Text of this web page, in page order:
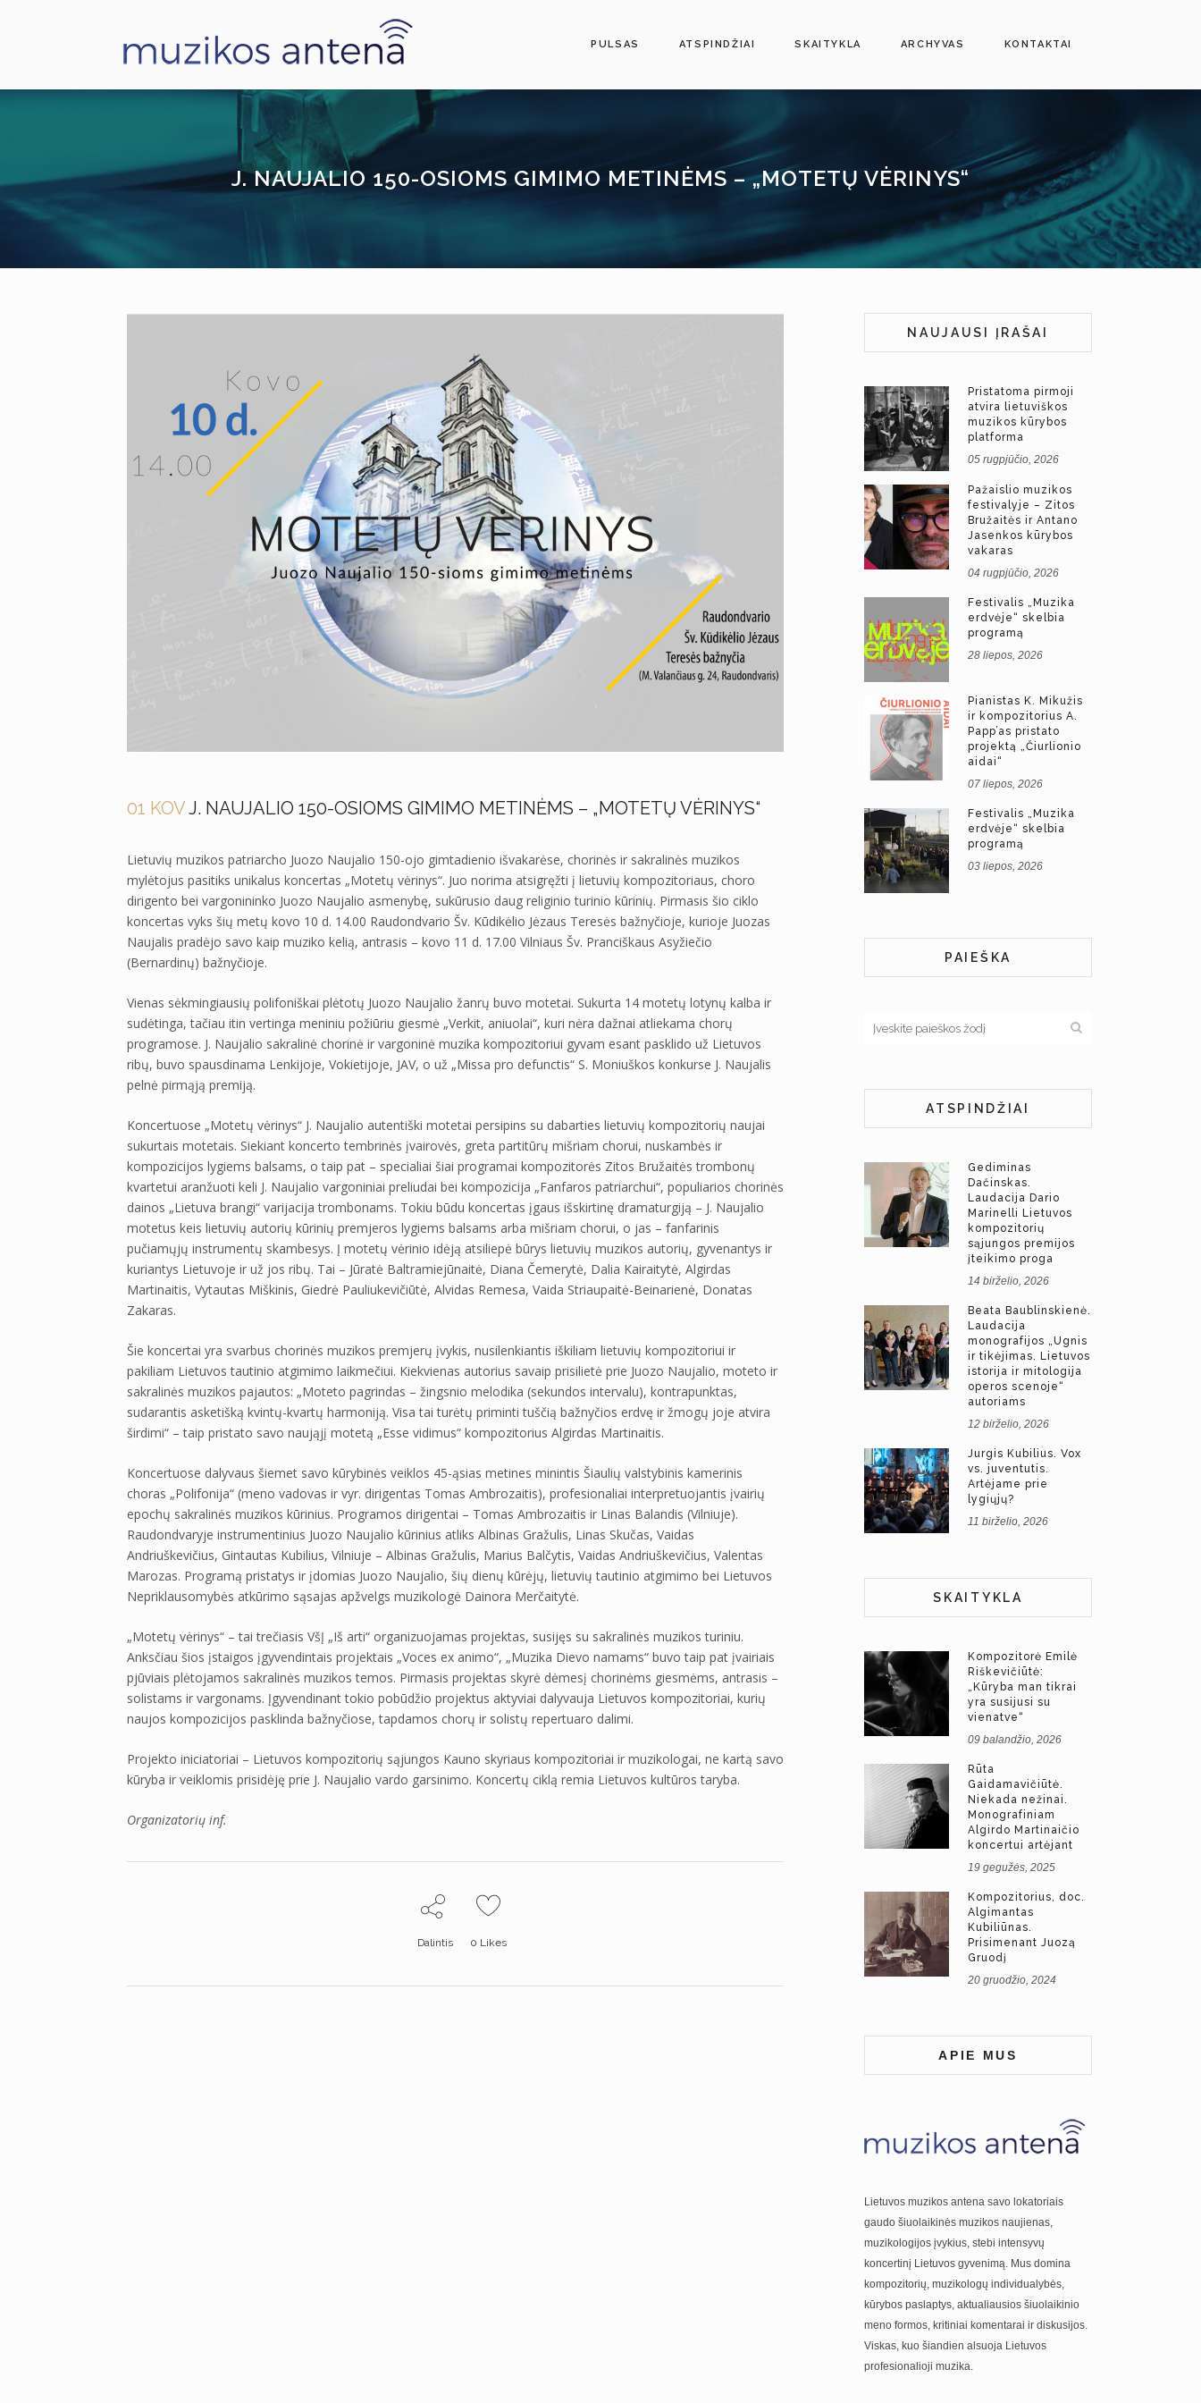
PULSAS ATSPINDŽIAI SKAITYKLA ARCHYVAS KONTAKTAI
J. NAUJALIO 150-OSIOMS GIMIMO METINĖMS – „MOTETŲ VĖRINYS“
01 KOVJ. NAUJALIO 150-OSIOMS GIMIMO METINĖMS – „MOTETŲ VĖRINYS“
Lietuvių muzikos patriarcho Juozo Naujalio 150-ojo gimtadienio išvakarėse, chorinės ir sakralinės muzikos
mylėtojus pasitiks unikalus koncertas „Motetų vėrinys“. Juo norima atsigręžti į lietuvių kompozitoriaus, choro
dirigento bei vargonininko Juozo Naujalio asmenybę, sukūrusio daug religinio turinio kūrinių. Pirmasis šio ciklo
koncertas vyks šių metų kovo 10 d. 14.00 Raudondvario Šv. Kūdikėlio Jėzaus Teresės bažnyčioje, kurioje Juozas
Naujalis pradėjo savo kaip muziko kelią, antrasis – kovo 11 d. 17.00 Vilniaus Šv. Pranciškaus Asyžiečio
(Bernardinų) bažnyčioje.
Vienas sėkmingiausių polifoniškai plėtotų Juozo Naujalio žanrų buvo motetai. Sukurta 14 motetų lotynų kalba ir
sudėtinga, tačiau itin vertinga meniniu požiūriu giesmė „Verkit, aniuolai“, kuri nėra dažnai atliekama chorų
programose. J. Naujalio sakralinė chorinė ir vargoninė muzika kompozitoriui gyvam esant pasklido už Lietuvos
ribų, buvo spausdinama Lenkijoje, Vokietijoje, JAV, o už „Missa pro defunctis“ S. Moniuškos konkurse J. Naujalis
pelnė pirmąją premiją.
Koncertuose „Motetų vėrinys“ J. Naujalio autentiški motetai persipins su dabarties lietuvių kompozitorių naujai
sukurtais motetais. Siekiant koncerto tembrinės įvairovės, greta partitūrų mišriam chorui, nuskambės ir
kompozicijos lygiems balsams, o taip pat – specialiai šiai programai kompozitorės Zitos Bružaitės trombonų
kvartetui aranžuoti keli J. Naujalio vargoniniai preliudai bei kompozicija „Fanfaros patriarchui“, populiarios chorinės
dainos „Lietuva brangi“ varijacija trombonams. Tokiu būdu koncertas įgaus išskirtinę dramaturgiją – J. Naujalio
motetus keis lietuvių autorių kūrinių premjeros lygiems balsams arba mišriam chorui, o jas – fanfarinis
pučiamųjų instrumentų skambesys. Į motetų vėrinio idėją atsiliepė būrys lietuvių muzikos autorių, gyvenantys ir
kuriantys Lietuvoje ir už jos ribų. Tai – Jūratė Baltramiejūnaitė, Diana Čemerytė, Dalia Kairaitytė, Algirdas
Martinaitis, Vytautas Miškinis, Giedrė Pauliukevičiūtė, Alvidas Remesa, Vaida Striaupaitė-Beinarienė, Donatas
Zakaras.
Šie koncertai yra svarbus chorinės muzikos premjerų įvykis, nusilenkiantis iškiliam lietuvių kompozitoriui ir
pakiliam Lietuvos tautinio atgimimo laikmečiui. Kiekvienas autorius savaip prisilietė prie Juozo Naujalio, moteto ir
sakralinės muzikos pajautos: „Moteto pagrindas – žingsnio melodika (sekundos intervalu), kontrapunktas,
sudarantis asketišką kvintų-kvartų harmoniją. Visa tai turėtų priminti tuščią bažnyčios erdvę ir žmogų joje atvira
širdimi“ – taip pristato savo naująjį motetą „Esse vidimus“ kompozitorius Algirdas Martinaitis.
Koncertuose dalyvaus šiemet savo kūrybinės veiklos 45-ąsias metines minintis Šiaulių valstybinis kamerinis
choras „Polifonija“ (meno vadovas ir vyr. dirigentas Tomas Ambrozaitis), profesionaliai interpretuojantis įvairių
epochų sakralinės muzikos kūrinius. Programos dirigentai – Tomas Ambrozaitis ir Linas Balandis (Vilniuje).
Raudondvaryje instrumentinius Juozo Naujalio kūrinius atliks Albinas Gražulis, Linas Skučas, Vaidas
Andriuškevičius, Gintautas Kubilius, Vilniuje – Albinas Gražulis, Marius Balčytis, Vaidas Andriuškevičius, Valentas
Marozas. Programą pristatys ir įdomias Juozo Naujalio, šių dienų kūrėjų, lietuvių tautinio atgimimo bei Lietuvos
Nepriklausomybės atkūrimo sąsajas apžvelgs muzikologė Dainora Merčaitytė.
„Motetų vėrinys“ – tai trečiasis VšĮ „Iš arti“ organizuojamas projektas, susijęs su sakralinės muzikos turiniu.
Anksčiau šios įstaigos įgyvendintais projektais „Voces ex animo“, „Muzika Dievo namams“ buvo taip pat įvairiais
pjūviais plėtojamos sakralinės muzikos temos. Pirmasis projektas skyrė dėmesį chorinėms giesmėms, antrasis –
solistams ir vargonams. Įgyvendinant tokio pobūdžio projektus aktyviai dalyvauja Lietuvos kompozitoriai, kurių
naujos kompozicijos pasklinda bažnyčiose, tapdamos chorų ir solistų repertuaro dalimi.
Projekto iniciatoriai – Lietuvos kompozitorių sąjungos Kauno skyriaus kompozitoriai ir muzikologai, ne kartą savo
kūryba ir veiklomis prisidėję prie J. Naujalio vardo garsinimo. Koncertų ciklą remia Lietuvos kultūros taryba.
Organizatorių inf.
Dalintis 0 Likes
NAUJAUSI ĮRAŠAI
Pristatoma pirmoji
atvira lietuviškos
muzikos kūrybos
platforma
05 rugpjūčio, 2026
Pažaislio muzikos
festivalyje – Zitos
Bružaitės ir Antano
Jasenkos kūrybos
vakaras
04 rugpjūčio, 2026
Festivalis „Muzika
erdvėje“ skelbia
programą
28 liepos, 2026
Pianistas K. Mikužis
ir kompozitorius A.
Papp’as pristato
projektą „Čiurlionio
aidai“
07 liepos, 2026
Festivalis „Muzika
erdvėje“ skelbia
programą
03 liepos, 2026
PAIEŠKA
ATSPINDŽIAI
Gediminas
Dačinskas.
Laudacija Dario
Marinelli Lietuvos
kompozitorių
sąjungos premijos
įteikimo proga
14 birželio, 2026
Beata Baublinskienė.
Laudacija
monografijos „Ugnis
ir tikėjimas. Lietuvos
istorija ir mitologija
operos scenoje“
autoriams
12 birželio, 2026
Jurgis Kubilius. Vox
vs. juventutis.
Artėjame prie
lygiųjų?
11 birželio, 2026
SKAITYKLA
Kompozitorė Emilė
Riškevičiūtė:
„Kūryba man tikrai
yra susijusi su
vienatve“
09 balandžio, 2026
Rūta
Gaidamavičiūtė.
Niekada nežinai.
Monografiniam
Algirdo Martinaičio
koncertui artėjant
19 gegužės, 2025
Kompozitorius, doc.
Algimantas
Kubiliūnas.
Prisimenant Juozą
Gruodį
20 gruodžio, 2024
APIE MUS
Lietuvos muzikos antena savo lokatoriais
gaudo šiuolaikinės muzikos naujienas,
muzikologijos įvykius, stebi intensyvų
koncertinį Lietuvos gyvenimą. Mus domina
kompozitorių, muzikologų individualybės,
kūrybos paslaptys, aktualiausios šiuolaikinio
meno formos, kritiniai komentarai ir diskusijos.
Viskas, kuo šiandien alsuoja Lietuvos
profesionalioji muzika.